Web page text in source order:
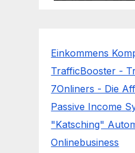
Einkommens
TrafficBooster -
7Onliners - Die
Passive Income
"Katsching"
Onlinebusiness